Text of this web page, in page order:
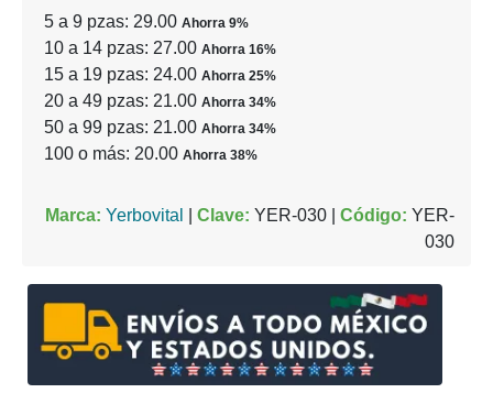
5 a 9 pzas: 29.00 Ahorra 9%
10 a 14 pzas: 27.00 Ahorra 16%
15 a 19 pzas: 24.00 Ahorra 25%
20 a 49 pzas: 21.00 Ahorra 34%
50 a 99 pzas: 21.00 Ahorra 34%
100 o más: 20.00 Ahorra 38%
Marca: Yerbovital Clave: YER-030 | Código: YER-
030